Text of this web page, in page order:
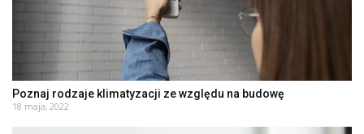
Poznaj rodzaje klimatyzacji ze względu na budowę
18 maja, 2022